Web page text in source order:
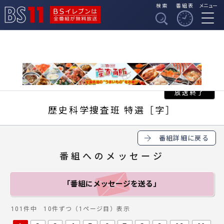
BSイレブンは全番組
検索 番組表 メニュー
歴史科学捜査班 特選［字］
番組詳細に戻る
番組へのメッセージ
「番組にメッセージを送る」
101件中 10件ずつ（1ページ目）表示